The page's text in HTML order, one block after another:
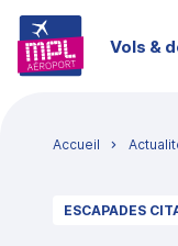
Aller au contenu
Menu
Vols &
Fil d'Ariane
Accueil
ESCAPADES